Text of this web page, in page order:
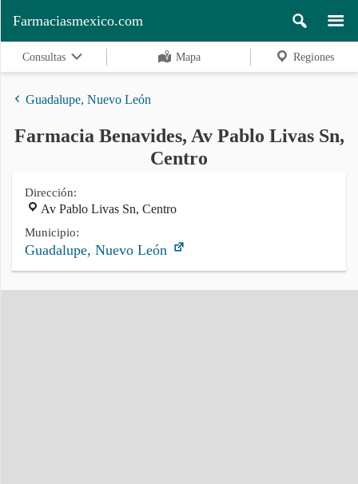
Buscar
Contacto
Farmaciasmexico.com
Consultas Mapa Regiones
Guadalupe, Nuevo León
Farmacia Benavides, Av Pablo Livas Sn,
Centro
Dirección:
Av Pablo Livas Sn, Centro
Municipio:
Guadalupe, Nuevo León